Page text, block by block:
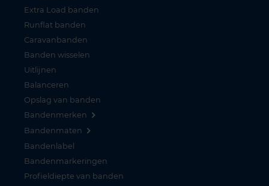
Extra Load banden
Runflat banden
Caravanbanden
Banden wisselen
Uitlijnen
Balanceren
Opslag van banden
Bandenmerken
Bandenmaten
Bandenlabel
Bandenmarkeringen
Profieldiepte van banden